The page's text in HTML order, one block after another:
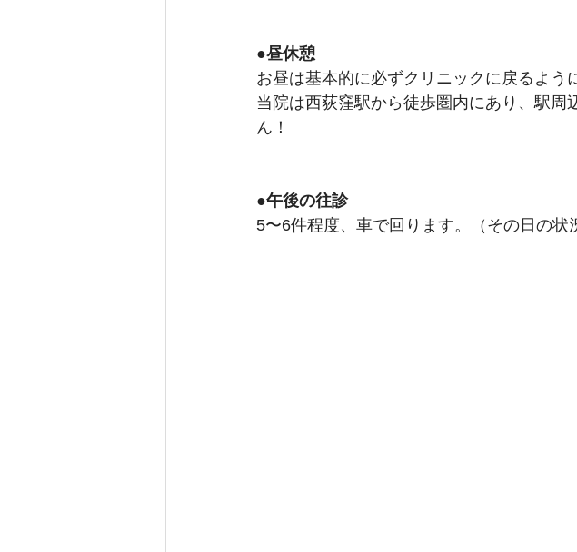
●昼休憩
お昼は基本的に必ずクリニックに戻るよう
当院は西荻窪駅から徒歩圏内にあり、駅
ん！
●午後の往診
5〜6件程度、車で回ります。（その日の状